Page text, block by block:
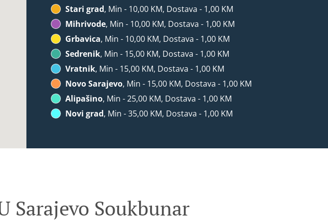
Stari grad, Min - 10,00 KM, Dostava - 1,00 KM
Mihrivode, Min - 10,00 KM, Dostava - 1,00 KM
Grbavica, Min - 10,00 KM, Dostava - 1,00 KM
Sedrenik, Min - 15,00 KM, Dostava - 1,00 KM
Vratnik, Min - 15,00 KM, Dostava - 1,00 KM
Novo Sarajevo, Min - 15,00 KM, Dostava - 1,00 KM
Alipašino, Min - 25,00 KM, Dostava - 1,00 KM
Novi grad, Min - 35,00 KM, Dostava - 1,00 KM
Sarajevo Soukbunar